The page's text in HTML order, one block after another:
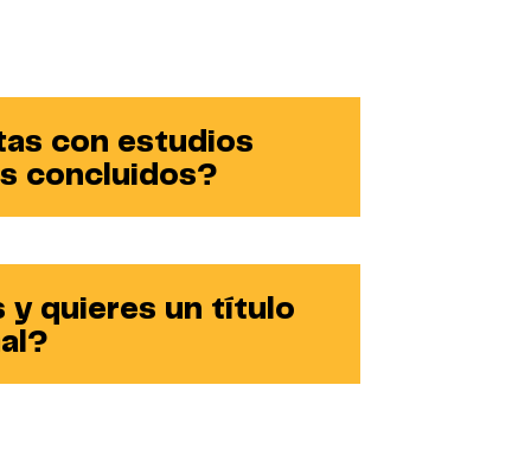
con estudios
concluidos?
y quieres un título